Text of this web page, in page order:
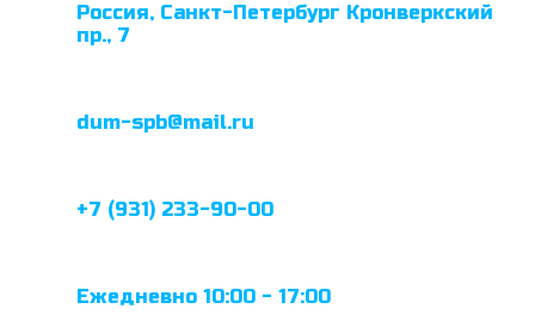
Россия, Санкт-Петербург Кронверкский
пр., 7
dum-spb@mail.ru
+7 (931) 233-90-00
Ежедневно 10:00 - 17:00